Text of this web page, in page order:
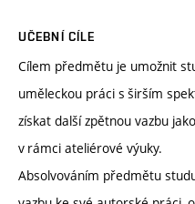
UČEBNÍ CÍLE
Cílem předmětu je umožnit
uměleckou práci s širším
získat další zpětnou vazbu
v rámci ateliérové výuky.
Absolvováním předmětu